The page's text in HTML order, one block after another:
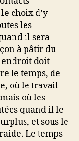
choix d’y
les
il sera
à pâtir du
endroit doit
le temps, de
où le travail
où les
quand il le
et sous le
Le temps